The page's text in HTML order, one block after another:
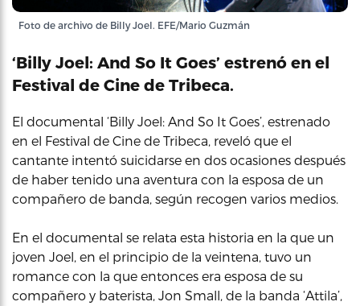
Foto de archivo de Billy Joel. EFE/Mario Guzmán
‘Billy Joel: And So It Goes’ estrenó en el
Festival de Cine de Tribeca.
El documental ‘Billy Joel: And So It Goes’, estrenado
en el Festival de Cine de Tribeca, reveló que el
cantante intentó suicidarse en dos ocasiones después
de haber tenido una aventura con la esposa de un
compañero de banda, según recogen varios medios.
En el documental se relata esta historia en la que un
joven Joel, en el principio de la veintena, tuvo un
romance con la que entonces era esposa de su
compañero y baterista, Jon Small, de la banda ‘Attila’,